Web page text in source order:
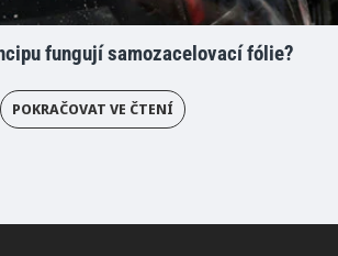
fungují samozacelovací fólie?
POKRAČOVAT VE ČTENÍ